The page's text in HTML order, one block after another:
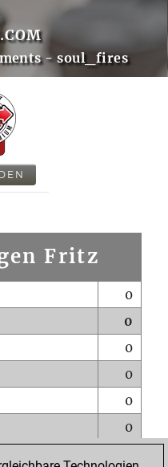
- soul_fires
Fritz
0
0
0
0
0
0